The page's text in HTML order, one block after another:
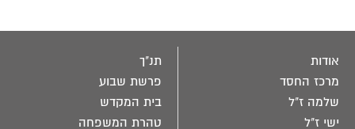
אודות
מרכז החסד
שלמה ז"ל
ישי ז"ל
תנ"ך
פרשת שבוע
בית המקדש
טהרת המשפחה